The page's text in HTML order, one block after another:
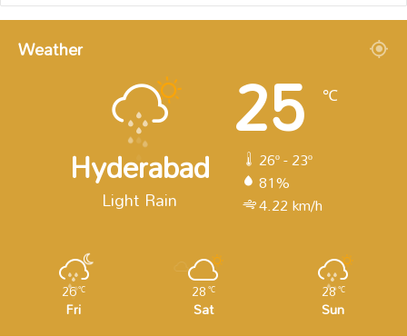
Weather
Hyderabad
Light Rain
25 ℃
26º - 23º
81%
4.22 km/h
26℃
Fri
28℃
Sat
28℃
Sun